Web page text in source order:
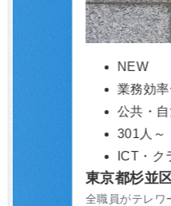
業務効率化
公共・自治体
ICT・クラウド活用
東京都杉並区
全職員がテレワーク可能な